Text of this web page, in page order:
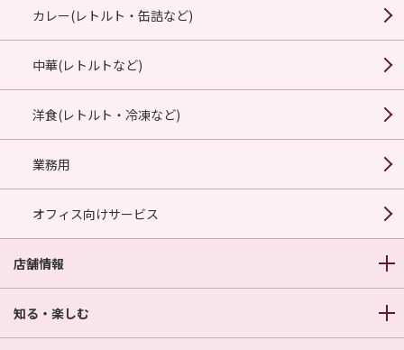
カレー(レトルト・缶詰など)
中華(レトルトなど)
洋食(レトルト・冷凍など)
業務用
オフィス向けサービス
店舗情報
知る・楽しむ